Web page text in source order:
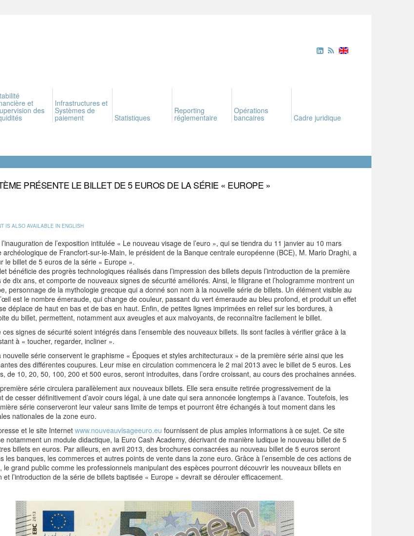
et
des
Infrastructures et
Systèmes de
paiement Statistiques
Reporting
réglementaire
Opérations
bancaires Cadre juridique
PRÉSENTE LE BILLET DE 5 EUROS DE LA SÉRIE « EUROPE »
IS ALSO AVAILABLE IN ENGLISH
l’inauguration de l’exposition intitulée « Le nouveau visage de l’euro », qui se tiendra du 11 janvier au 10 mars
archéologique de Francfort-sur-le-Main, le président de la Banque centrale européenne (BCE), M. Mario Draghi, a
le billet de 5 euros de la série « Europe ».
bénéficie des progrès technologiques réalisés dans l’impression des billets depuis l’introduction de la première
de dix ans, et comporte de nouveaux signes de sécurité améliorés. Ainsi, le filigrane et l’hologramme montrent un
personnage de la mythologie grecque qui a donné son nom à la nouvelle série de billets. Un élément visible au
est le nombre émeraude, qui change de couleur, passant du vert émeraude au bleu profond, et produit un effet
déplace de haut en bas et de bas en haut. Enfin, de petites lignes imprimées en relief sur les bordures, à
du billet, permettent, notamment aux aveugles et aux malvoyants, de reconnaître facilement le billet.
ces signes de sécurité soient intégrés dans l’ensemble des nouveaux billets. Ils sont faciles à vérifier grâce à la
à « toucher, regarder, incliner ».
nouvelle série conservent le graphisme « Époques et styles architecturaux » de la première série ainsi que les
des différentes coupures. Leur mise en circulation commencera le 2 mai 2013 avec le billet de 5 euros. Les
de 10, 20, 50, 100, 200 et 500 euros, seront introduites, dans l’ordre croissant, au cours des prochaines années.
série circulera parallèlement aux nouveaux billets. Elle sera ensuite retirée progressivement de la
de cesser définitivement d’avoir cours légal, à une date qui sera annoncée longtemps à l’avance. Toutefois, les
série conserveront leur valeur sans limite de temps et pourront être échangés à tout moment dans les
nationales de la zone euro.
et le site Internetwww.nouveauvisageeuro.eu fournissent de plus amples informations à ce sujet. Ce site
notamment un module didactique, la Euro Cash Academy, décrivant de manière ludique le nouveau billet de 5
billets en euros. Par ailleurs, en avril 2013, des brochures consacrées au nouveau billet de 5 euros seront
les banques, les commerces et autres points de vente dans la zone euro. Grâce à l’ensemble de ces actions de
le grand public comme les professionnels manipulant des espèces pourront découvrir les nouveaux billets en
et l’introduction de la série de billets baptisée « Europe » devrait se dérouler efficacement.